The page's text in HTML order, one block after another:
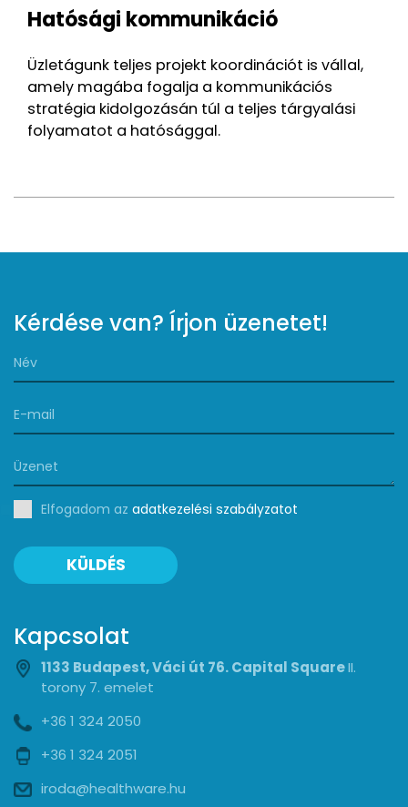
Hatósági kommunikáció
Üzletágunk teljes projekt koordinációt is vállal,
amely magába fogalja a kommunikációs
stratégia kidolgozásán túl a teljes tárgyalási
folyamatot a hatósággal.
Kérdése van? Írjon üzenetet!
Elfogadom az adatkezelési szabályzatot
KÜLDÉS
Kapcsolat
1133 Budapest, Váci út 76. Capital SquareII.
torony 7. emelet
+36 1 324 2050
+36 1 324 2051
iroda@healthware.hu